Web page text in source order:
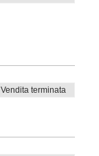
Vendita terminata